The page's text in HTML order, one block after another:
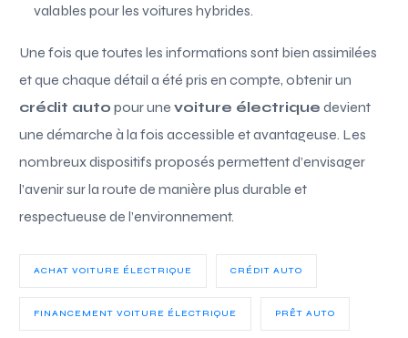
valables pour les voitures hybrides.
Une fois que toutes les informations sont bien assimilées
et que chaque détail a été pris en compte, obtenir un
crédit auto pour unevoiture électrique devient
une démarche à la fois accessible et avantageuse. Les
nombreux dispositifs proposés permettent d’envisager
l’avenir sur la route de manière plus durable et
respectueuse de l’environnement.
ACHAT VOITURE ÉLECTRIQUE CRÉDIT AUTO
FINANCEMENT VOITURE ÉLECTRIQUE PRÊT AUTO